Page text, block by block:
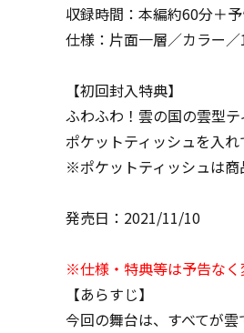
収録時間：本編約60分＋
仕様：片面一層／カラー
【初回封入特典】
ふわふわ！雲の国の雲型
ポケットティッシュを入
※ポケットティッシュは商
発売日：2021/11/10
※仕様・特典等は予告なく
【あらすじ】
今回の舞台は、すべてが雲